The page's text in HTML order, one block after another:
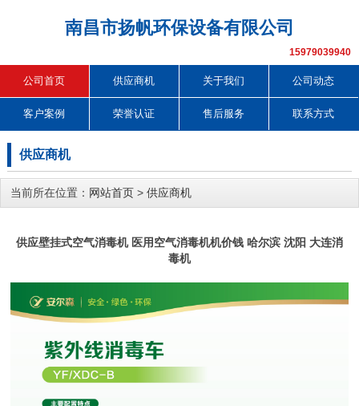
南昌市扬帆环保设备有限公司
15979039940
公司首页 供应商机 关于我们 公司动态
客户案例 荣誉认证 售后服务 联系方式
供应商机
当前所在位置： 网站首页 > 供应商机
供应壁挂式空气消毒机 医用空气消毒机机价钱 哈尔滨 沈阳 大连消
毒机